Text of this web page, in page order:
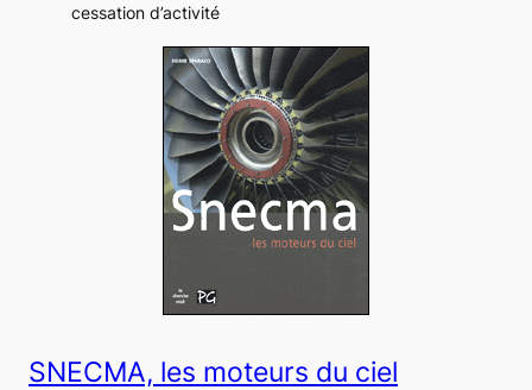
e
r
cessation d’activité
SNECMA, les moteurs du ciel